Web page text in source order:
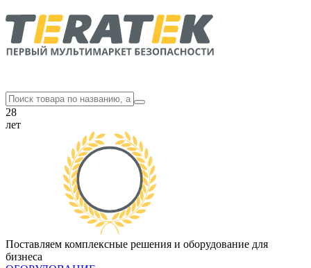
28
лет
Поставляем комплексные решения и оборудование для
бизнеса